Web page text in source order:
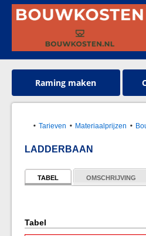
Raming maken
Tarieven Materiaalprijzen
LADDERBAAN
TABEL OMSCHRIJVING
Tabel